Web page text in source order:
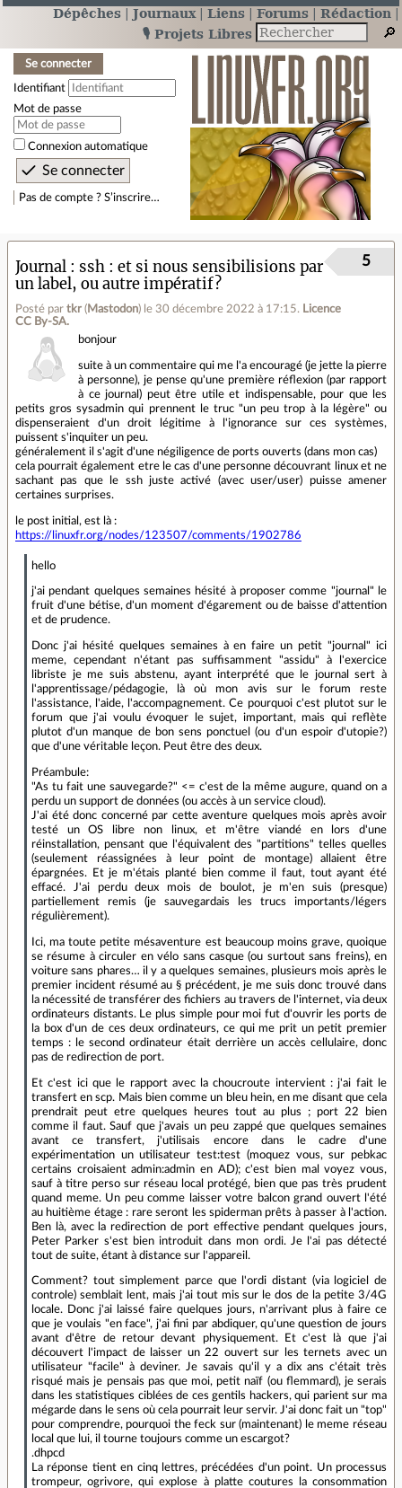
Dépêches Journaux Liens Forums
Rédaction
🎙️ Projets Libres
Se connecter
Identifiant
Mot de passe
Connexion automatique
Pas de compte ? S’inscrire…
Journal
ssh : et si nous sensibilisions par
un label, ou autre impératif?
Posté par tkr ( Mastodon) le 30 décembre 2022 à 17:15. Licence
CC By‑SA.
5
bonjour
suite à un commentaire qui me l'a encouragé (je jette la pierre
à personne), je pense qu'une première réflexion (par rapport
à ce journal) peut être utile et indispensable, pour que les
petits gros sysadmin qui prennent le truc "un peu trop à la légère" ou
dispenseraient d'un droit légitime à l'ignorance sur ces systèmes,
puissent s'inquiter un peu.
généralement il s'agit d'une négiligence de ports ouverts (dans mon cas)
cela pourrait également etre le cas d'une personne découvrant linux et ne
sachant pas que le ssh juste activé (avec user/user) puisse amener
certaines surprises.
le post initial, est là :
https://linuxfr.org/nodes/123507/comments/1902786
hello
j'ai pendant quelques semaines hésité à proposer comme "journal" le
fruit d'une bétise, d'un moment d'égarement ou de baisse d'attention
et de prudence.
Donc j'ai hésité quelques semaines à en faire un petit "journal" ici
meme, cependant n'étant pas suffisamment "assidu" à l'exercice
libriste je me suis abstenu, ayant interprété que le journal sert à
l'apprentissage/pédagogie, là où mon avis sur le forum reste
l'assistance, l'aide, l'accompagnement. Ce pourquoi c'est plutot sur le
forum que j'ai voulu évoquer le sujet, important, mais qui reflète
plutot d'un manque de bon sens ponctuel (ou d'un espoir d'utopie?)
que d'une véritable leçon. Peut être des deux.
Préambule:
"As tu fait une sauvegarde?" <= c'est de la même augure, quand on a
perdu un support de données (ou accès à un service cloud).
J'ai été donc concerné par cette aventure quelques mois après avoir
testé un OS libre non linux, et m'être viandé en lors d'une
réinstallation, pensant que l'équivalent des "partitions" telles quelles
(seulement réassignées à leur point de montage) allaient être
épargnées. Et je m'étais planté bien comme il faut, tout ayant été
effacé. J'ai perdu deux mois de boulot, je m'en suis (presque)
partiellement remis (je sauvegardais les trucs importants/légers
régulièrement).
Ici, ma toute petite mésaventure est beaucoup moins grave, quoique
se résume à circuler en vélo sans casque (ou surtout sans freins), en
voiture sans phares… il y a quelques semaines, plusieurs mois après le
premier incident résumé au § précédent, je me suis donc trouvé dans
la nécessité de transférer des fichiers au travers de l'internet, via deux
ordinateurs distants. Le plus simple pour moi fut d'ouvrir les ports de
la box d'un de ces deux ordinateurs, ce qui me prit un petit premier
temps : le second ordinateur était derrière un accès cellulaire, donc
pas de redirection de port.
Et c'est ici que le rapport avec la choucroute intervient : j'ai fait le
transfert en scp. Mais bien comme un bleu hein, en me disant que cela
prendrait peut etre quelques heures tout au plus ; port 22 bien
comme il faut. Sauf que j'avais un peu zappé que quelques semaines
avant ce transfert, j'utilisais encore dans le cadre d'une
expérimentation un utilisateur test:test (moquez vous, sur pebkac
certains croisaient admin:admin en AD); c'est bien mal voyez vous,
sauf à titre perso sur réseau local protégé, bien que pas très prudent
quand meme. Un peu comme laisser votre balcon grand ouvert l'été
au huitième étage : rare seront les spiderman prêts à passer à l'action.
Ben là, avec la redirection de port effective pendant quelques jours,
Peter Parker s'est bien introduit dans mon ordi. Je l'ai pas détecté
tout de suite, étant à distance sur l'appareil.
Comment? tout simplement parce que l'ordi distant (via logiciel de
controle) semblait lent, mais j'ai tout mis sur le dos de la petite 3/4G
locale. Donc j'ai laissé faire quelques jours, n'arrivant plus à faire ce
que je voulais "en face", j'ai fini par abdiquer, qu'une question de jours
avant d'être de retour devant physiquement. Et c'est là que j'ai
découvert l'impact de laisser un 22 ouvert sur les ternets avec un
utilisateur "facile" à deviner. Je savais qu'il y a dix ans c'était très
risqué mais je pensais pas que moi, petit naïf (ou flemmard), je serais
dans les statistiques ciblées de ces gentils hackers, qui parient sur ma
mégarde dans le sens où cela pourrait leur servir. J'ai donc fait un "top"
pour comprendre, pourquoi the feck sur (maintenant) le meme réseau
local que lui, il tourne toujours comme un escargot?
.dhpcd
La réponse tient en cinq lettres, précédées d'un point. Un processus
trompeur, ogrivore, qui explose à platte coutures la consommation